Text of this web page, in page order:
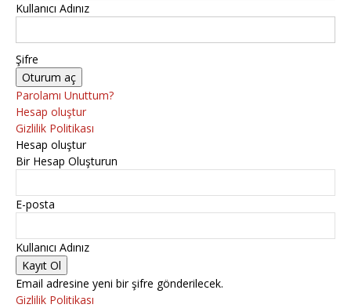
Kullanıcı Adınız
Şifre
Parolamı Unuttum?
Hesap oluştur
Gizlilik Politikası
Hesap oluştur
Bir Hesap Oluşturun
E-posta
Kullanıcı Adınız
Email adresine yeni bir şifre gönderilecek.
Gizlilik Politikası